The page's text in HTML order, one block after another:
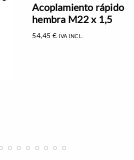
Acoplamiento rápido
hembra M22 x 1,5
54,45€ IVA INCL.